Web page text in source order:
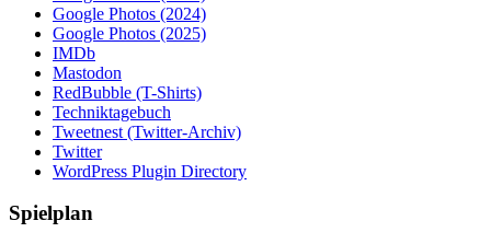
Google Photos (2024)
Google Photos (2025)
IMDb
Mastodon
RedBubble (T-Shirts)
Techniktagebuch
Tweetnest (Twitter-Archiv)
Twitter
WordPress Plugin Directory
Spielplan